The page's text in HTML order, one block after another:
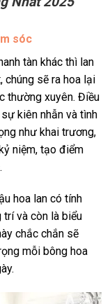
sóc
tàn khác thì lan
chúng sẽ ra hoa lại
thường xuyên. Điều
kiên nhẫn và tình
như khai trương,
niệm, tạo điểm
hoa lan có tính
trí và còn là biểu
chắc chắn sẽ
mỗi bông hoa